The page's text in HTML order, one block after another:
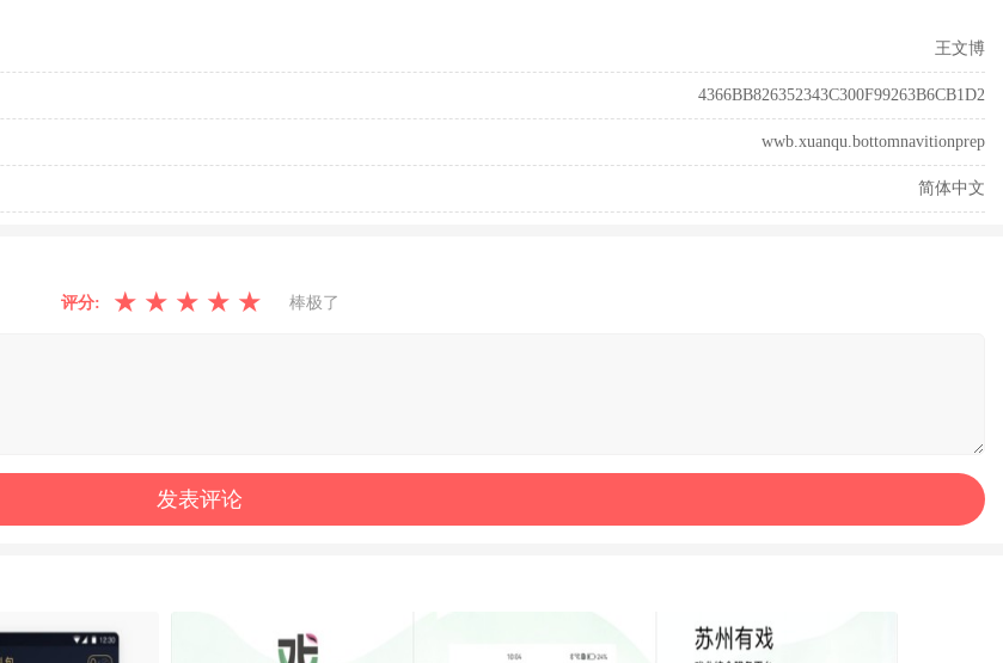
王文博
4366BB826352343C300F99263B6CB1D2
wwb.xuanqu.bottomnavitionprep
简体中文
评分: ★ ★ ★ ★ ★ 棒极了